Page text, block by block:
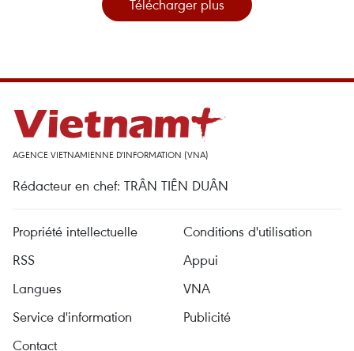
Télécharger plus
AGENCE VIETNAMIENNE D'INFORMATION (VNA)
Rédacteur en chef: TRÂN TIÊN DUÂN
Propriété intellectuelle
Conditions d'utilisation
RSS
Appui
Langues
VNA
Service d'information
Publicité
Contact